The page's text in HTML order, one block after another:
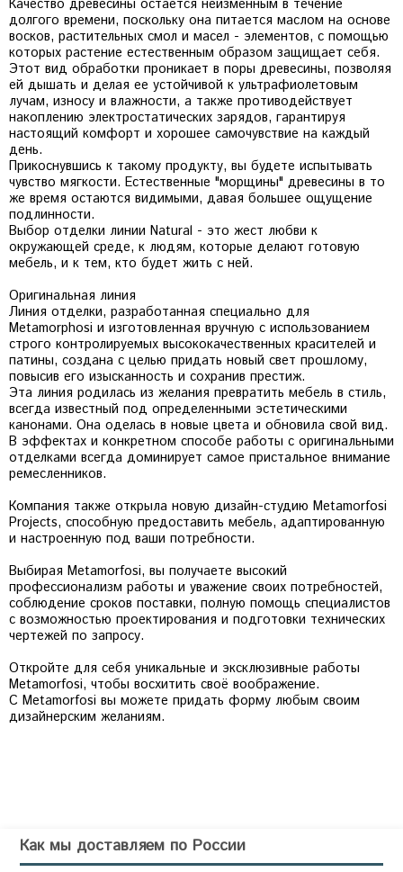
Качество древесины остается неизменным в течение
долгого времени, поскольку она питается маслом на основе
восков, растительных смол и масел - элементов, с помощью
которых растение естественным образом защищает себя.
Этот вид обработки проникает в поры древесины, позволяя
ей дышать и делая ее устойчивой к ультрафиолетовым
лучам, износу и влажности, а также противодействует
накоплению электростатических зарядов, гарантируя
настоящий комфорт и хорошее самочувствие на каждый
день.
Прикоснувшись к такому продукту, вы будете испытывать
чувство мягкости. Естественные "морщины" древесины в то
же время остаются видимыми, давая большее ощущение
подлинности.
Выбор отделки линии Natural - это жест любви к
окружающей среде, к людям, которые делают готовую
мебель, и к тем, кто будет жить с ней.
Оригинальная линия
Линия отделки, разработанная специально для
Metamorphosi и изготовленная вручную с использованием
строго контролируемых высококачественных красителей и
патины, создана с целью придать новый свет прошлому,
повысив его изысканность и сохранив престиж.
Эта линия родилась из желания превратить мебель в стиль,
всегда известный под определенными эстетическими
канонами. Она оделась в новые цвета и обновила свой вид.
В эффектах и конкретном способе работы с оригинальными
отделками всегда доминирует самое пристальное внимание
ремесленников.
Компания также открыла новую дизайн-студию Metamorfosi
Projects, способную предоставить мебель, адаптированную
и настроенную под ваши потребности.
Выбирая Metamorfosi, вы получаете высокий
профессионализм работы и уважение своих потребностей,
соблюдение сроков поставки, полную помощь специалистов
с возможностью проектирования и подготовки технических
чертежей по запросу.
Откройте для себя уникальные и эксклюзивные работы
Metamorfosi, чтобы восхитить своё воображение.
С Metamorfosi вы можете придать форму любым своим
дизайнерским желаниям.
Как мы доставляем по России